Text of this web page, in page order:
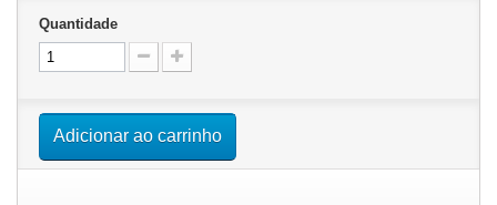
Quantidade
Adicionar ao carrinho